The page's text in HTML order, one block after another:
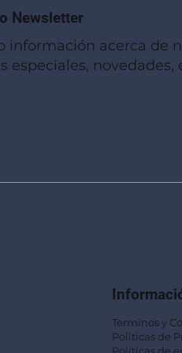
Newsletter
información acerca de
especiales, novedades,
Terminos y
Políticas de